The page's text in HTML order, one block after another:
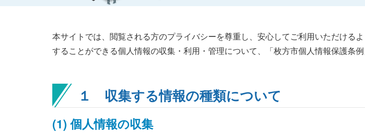
本サイトでは、閲覧される方のプライバシーを尊重し、安心してご利用いただける
することができる個人情報の収集・利用・管理について、「枚方市個人情報保護条
１ 収集する情報の種類について
(1) 個人情報の収集